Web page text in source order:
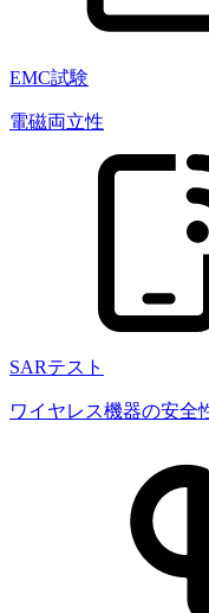
EMC試験
電磁両立性
SARテスト
ワイヤレス機器の安全